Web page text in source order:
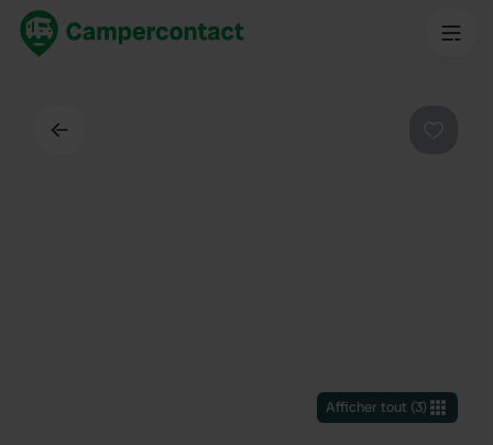
Afficher tout(3)